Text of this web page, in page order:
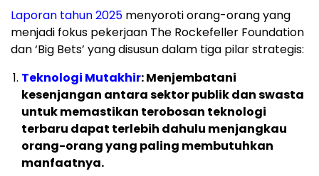
Laporan tahun 2025 menyoroti orang-orang yang
menjadi fokus pekerjaan The Rockefeller Foundation
dan ‘Big Bets’ yang disusun dalam tiga pilar strategis:
Teknologi Mutakhir: Menjembatani
kesenjangan antara sektor publik dan swasta
untuk memastikan terobosan teknologi
terbaru dapat terlebih dahulu menjangkau
orang-orang yang paling membutuhkan
manfaatnya.